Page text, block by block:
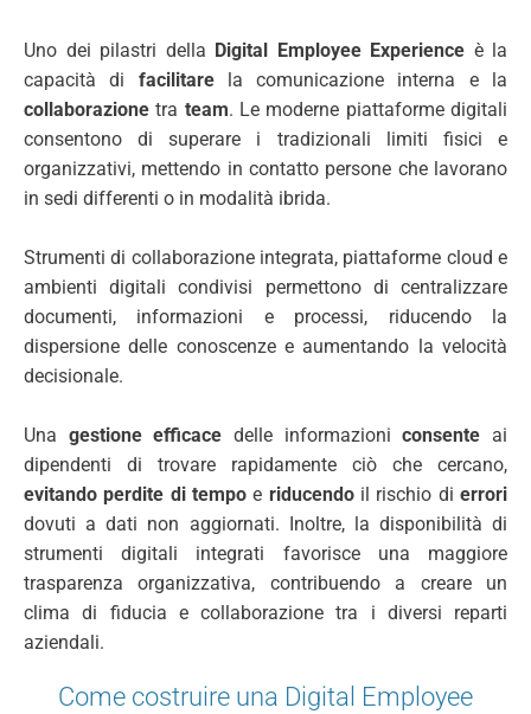
Uno dei pilastri della Digital Employee Experience è la
capacità di facilitare
la comunicazione interna e la
collaborazionetra team. Le moderne piattaforme digitali
consentono di superare i tradizionali limiti fisici e
organizzativi, mettendo in contatto persone che lavorano
in sedi differenti o in modalità ibrida.
Strumenti di collaborazione integrata, piattaforme cloud e
ambienti digitali condivisi permettono di centralizzare
documenti, informazioni e processi, riducendo la
dispersione delle conoscenze e aumentando la velocità
decisionale.
Una gestione efficacedelle informazioniconsente ai
dipendenti di trovare rapidamente ciò che cercano,
evitando perdite di tempo e riducendo il rischio dierrori
dovuti a dati non aggiornati. Inoltre, la disponibilità di
strumenti digitali integrati favorisce una maggiore
trasparenza organizzativa, contribuendo a creare un
clima di fiducia e collaborazione tra i diversi reparti
aziendali.
Come costruire una Digital Employee